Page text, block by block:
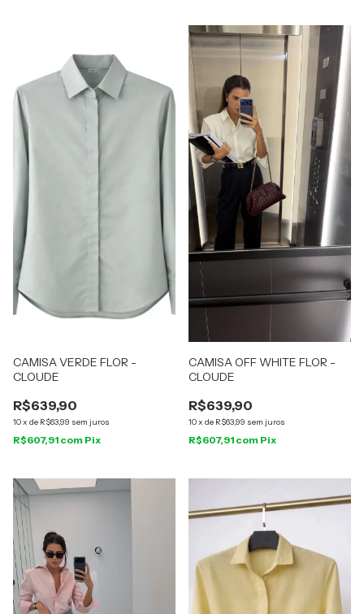
CAMISA VERDE FLOR -
CLOUDE
R$639,90
10x de R$63,99 sem juros
R$607,91 com Pix
CAMISA OFF WHITE FLOR -
CLOUDE
R$639,90
10x de R$63,99 sem juros
R$607,91 com Pix